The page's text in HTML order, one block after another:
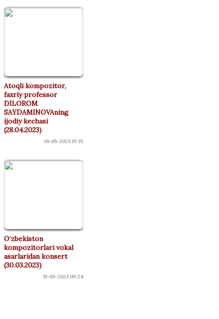
Atoqli kompozitor,
faxriy professor
DILOROM
SAYDAMINOVAning
ijodiy kechasi
(28.04.2023)
01-05-2023 07:15
O‘zbekiston
kompozitorlari vokal
asarlaridan konsert
(30.03.2023)
31-03-2023 09:24